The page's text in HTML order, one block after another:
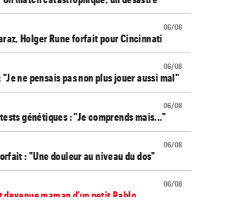
06/08
Holger Rune forfait pour Cincinnati
06/08
ne pensais pas non plus jouer aussi mal"
06/08
génétiques : "Je comprends mais..."
06/08
: "Une douleur au niveau du dos"
06/08
maman d’un petit Pablo...